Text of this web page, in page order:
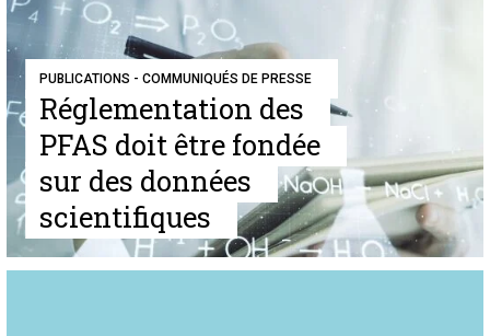
PUBLICATIONS - COMMUNIQUÉS DE PRESSE
Réglementation des
PFAS doit être fondée
sur des données
scientifiques